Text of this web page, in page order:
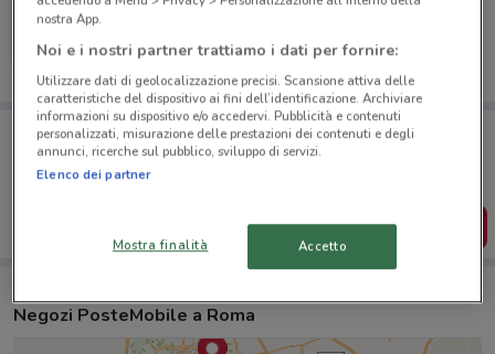
PosteMobile
Scade il 05/09 6.6 km
Porta DoveConviene sempre con te!
Puoi trovare le migliori offerte dei negozi vicino a te,
salvarle e creare la tua lista del risparmio, comodamente
dal tuo cellulare.
SCARICA L’APP
Negozi PosteMobile a Roma
nostra App.
Noi e i nostri partner trattiamo i dati per fornire:
Utilizzare dati di geolocalizzazione precisi. Scansione attiva delle
caratteristiche del dispositivo ai fini dell’identificazione. Archiviare
informazioni su dispositivo e/o accedervi. Pubblicità e contenuti
personalizzati, misurazione delle prestazioni dei contenuti e degli
annunci, ricerche sul pubblico, sviluppo di servizi.
Elenco dei partner
Mostra finalità Accetto